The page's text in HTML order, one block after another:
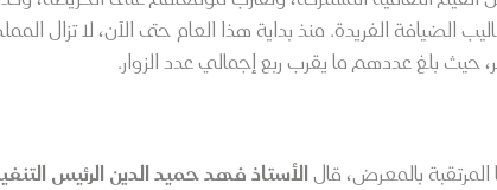
الضيافة الفريدة. منذ بداية هذا العام حتى الآن، لا تزال
حيث بلغ عددهم ما يقرب ربع إجمالي عدد الزوار.
بالمعرض، قال الأستاذ فهد حميد الدين الرئيس